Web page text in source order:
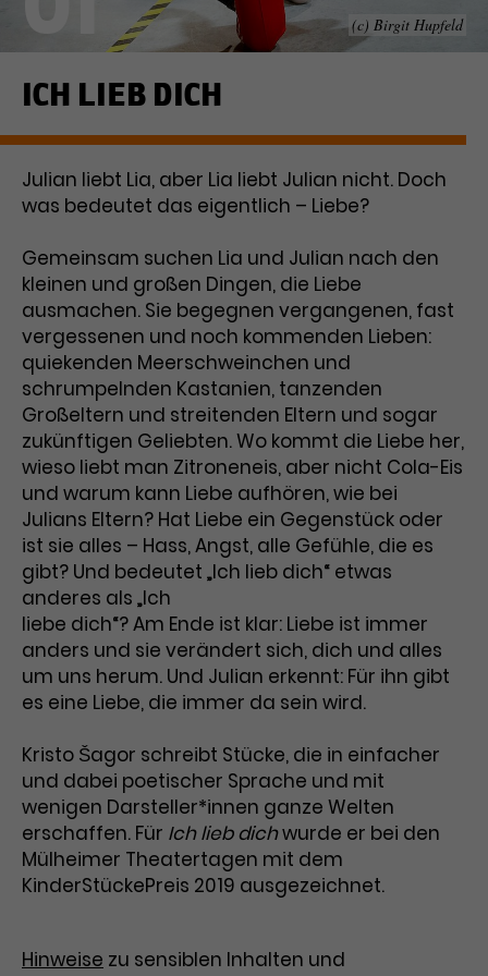
Laufzeit
Dieses Cookie wird von Google
Analytics installiert. Das Cookie
wird verwendet, um Informationen
Besucher*innen eine Website
nutzen, und hilft bei der Erstellung
Performance der Website. Die
erhobenen Daten umfassen in
anonymisierter Form die Anzahl
der Besuche, die Quelle, aus der sie
stammen, und die besuchten
Seiten.
Name _gat_UA-63561367-1
Anbieter Google Analytics
Laufzeit 1 Minute
Zweck
Das ist ein von Google Analytics
gesetztes Cookie. Bestimmte
Daten werden nur maximal einmal
pro Minute an Google Analytics
gesendet. Solange es gesetzt ist,
Datenübertragungen
unterbunden.
Name _gcl_aw
Anbieter Google Ads
Laufzeit 3 Monate
Dieses Cookie speichert
Informationen zu Werbeklicks und
dient der Zuordnung von
Conversions zu Google Ads-
Kampagnen.
Name _gcl_dc
Anbieter Google / DoubleClick
Laufzeit 3 Monate
Zweck
Dieses Cookie wird verwendet, um
Nutzerinteraktionen mit
Werbeanzeigen zu messen und
Remarketing-Funktionen
bereitzustellen.
Name IDE
Anbieter Google / DoubleClick
Laufzeit 1 Jahr
Zweck
misst die Wirksamkeit von
(c) Birgit Hupfeld
ICH LIEB DICH
Julian liebt Lia, aber Lia liebt Julian nicht. Doch
was bedeutet das eigentlich – Liebe?
Gemeinsam suchen Lia und Julian nach den
kleinen und großen Dingen, die Liebe
ausmachen. Sie begegnen vergangenen, fast
vergessenen und noch kommenden Lieben:
quiekenden Meerschweinchen und
schrumpelnden Kastanien, tanzenden
Großeltern und streitenden Eltern und sogar
zukünftigen Geliebten. Wo kommt die Liebe her,
wieso liebt man Zitroneneis, aber nicht Cola-Eis
und warum kann Liebe aufhören, wie bei
Julians Eltern? Hat Liebe ein Gegenstück oder
ist sie alles – Hass, Angst, alle Gefühle, die es
gibt? Und bedeutet „Ich lieb dich“ etwas
anderes als „Ich
liebe dich“? Am Ende ist klar: Liebe ist immer
anders und sie verändert sich, dich und alles
um uns herum. Und Julian erkennt: Für ihn gibt
es eine Liebe, die immer da sein wird.
Kristo Šagor schreibt Stücke, die in einfacher
und dabei poetischer Sprache und mit
wenigen Darsteller*innen ganze Welten
erschaffen. Für Ich lieb dichwurde er bei den
Mülheimer Theatertagen mit dem
KinderStückePreis 2019 ausgezeichnet.
Hinweise zu sensiblen Inhalten und